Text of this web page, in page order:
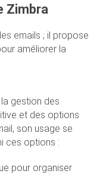
Zimbra
emails ; il propose
améliorer la
gestion des
et des options
son usage se
ces options :
pour organiser